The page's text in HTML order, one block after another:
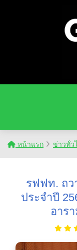
หน้าแรก ข่าวทั่ว
รฟฟท. ถว
ประจำปี
อาร